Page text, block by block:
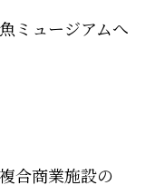
ミュージアムへ
合商業施設の